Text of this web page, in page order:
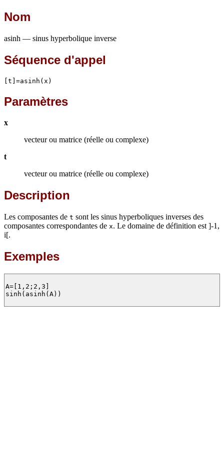
Nom
asinh — sinus hyperbolique inverse
Séquence d'appel
[t]=asinh(x)
Paramètres
x
vecteur ou matrice (réelle ou complexe)
t
vecteur ou matrice (réelle ou complexe)
Description
Les composantes de t sont les sinus hyperboliques inverses des
composantes correspondantes de x. Le domaine de définition est ]-1,
i[.
Exemples
A=[1,2;2,3]
sinh(asinh(A))